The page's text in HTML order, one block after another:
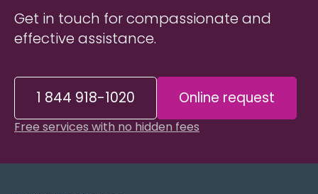
Get in touch for compassionate and
effective assistance.
1 844 918-1020 Online request
Free services with no hidden fees